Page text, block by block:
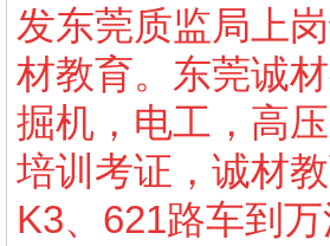
发东莞质监局上
材教育。东莞诚
掘机，电工，高
培训考证，诚材
K3、621路车到